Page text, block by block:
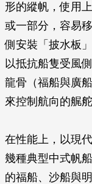
形的縱帆，使用
或一部分，容易
側安裝「披水板
以抵抗船隻受風
龍骨（福船與廣
來控制航向的艉舵
在性能上，以現
幾種典型中式帆
的福船、沙船與